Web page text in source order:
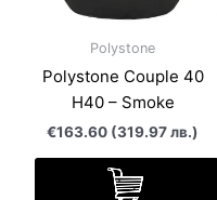
Polystone
Polystone Couple 40
Н40 – Smoke
€163.60 (319.97 лв.)